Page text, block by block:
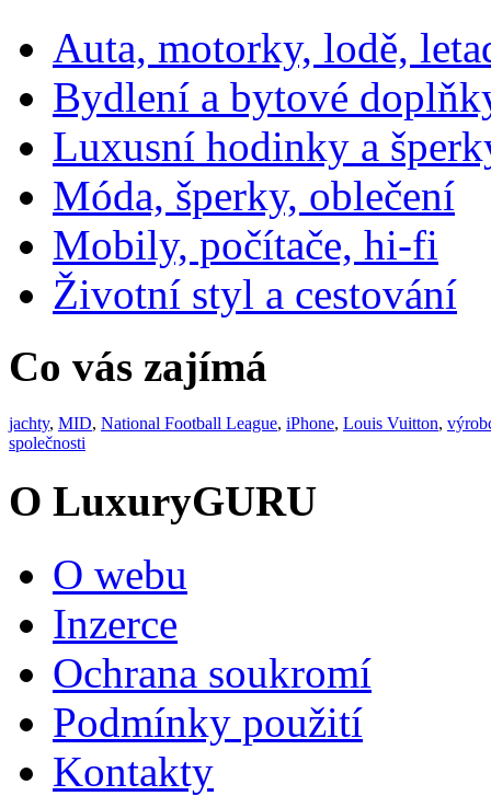
Auta, motorky, lodě,
Bydlení a bytové
Luxusní hodinky a
Móda, šperky, oblečení
Mobily, počítače, hi-fi
Životní styl a cestování
Co vás zajímá
jachty, MID, National Football League, iPhone, Louis Vuitton,
společnosti
O LuxuryGURU
O webu
Inzerce
Ochrana soukromí
Podmínky použití
Kontakty